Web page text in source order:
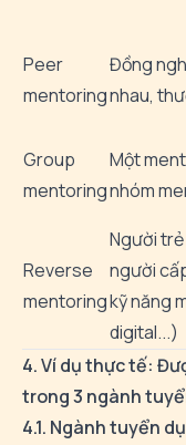
Peer
mentoring
Đồng
nhau,
Group
mentoring
Một
nhóm
Reverse
mentoring
Người
người
kỹ năng
digital...)
4. Ví dụ thực tế:
trong 3 ngành
4.1. Ngành tuyển